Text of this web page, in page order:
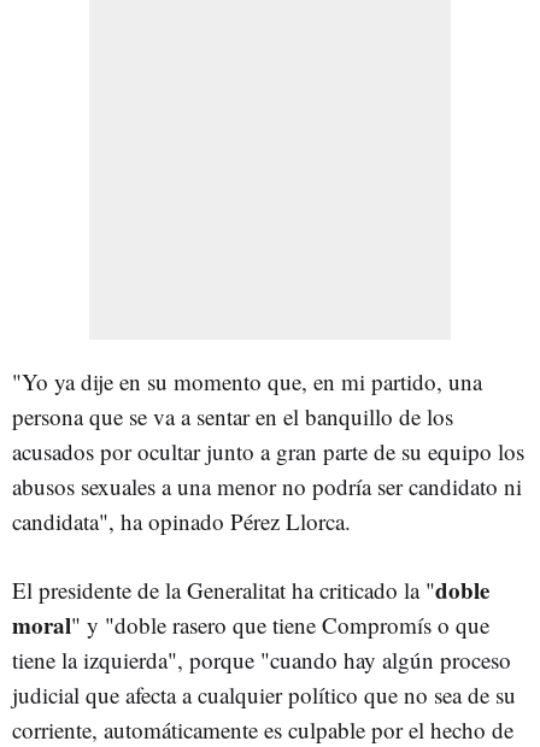
"Yo ya dije en su momento que, en mi partido, una
persona que se va a sentar en el banquillo de los
acusados por ocultar junto a gran parte de su equipo los
abusos sexuales a una menor no podría ser candidato ni
candidata", ha opinado Pérez Llorca.
El presidente de la Generalitat ha criticado la "doble
moral" y "doble rasero que tiene Compromís o que
tiene la izquierda", porque "cuando hay algún proceso
judicial que afecta a cualquier político que no sea de su
corriente, automáticamente es culpable por el hecho de